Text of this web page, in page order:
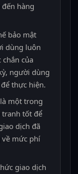
hàng
bảo mật
dùng luôn
của
người dùng
thực hiện.
một trong
tranh tốt để
dịch đã
mức phí
giao dịch